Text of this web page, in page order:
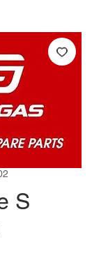
S
Precio